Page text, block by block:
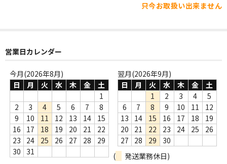
Webのみ no.1
Webのみ no.2
Webのみ no.4
売り切れ
Help
只今お取扱い出来ません
営業日カレンダー
今月(2026年8月)
日
月 火 水 木 金
土
1
2
3 4 5 6 7
8
9
10 11 12 13 14
15
16
17 18 19 20 21
22
23
24 25 26 27 28
29
30
31
翌月(2026年9月)
日
月 火 水 木 金
土
1
2 3 4
5
6
7 8 9 10 11
12
13
14 15 16 17 18
19
20
21 22 23 24 25
26
27
28 29
30
(
発送業務休日)